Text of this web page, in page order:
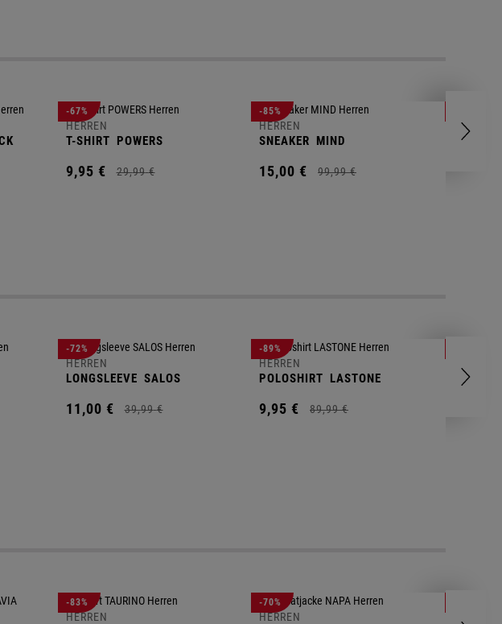
-67%
HERREN
T-SHIRT POWERS
9,95 € 29,99 €
-85%
HERREN
SNEAKER MIND
15,00 € 99,99 €
-72%
HERREN
LONGSLEEVE SALOS
11,00 € 39,99 €
-89%
HERREN
POLOSHIRT LASTONE
9,95 € 89,99 €
SHORT
-83%
HERREN
-70%
HERREN